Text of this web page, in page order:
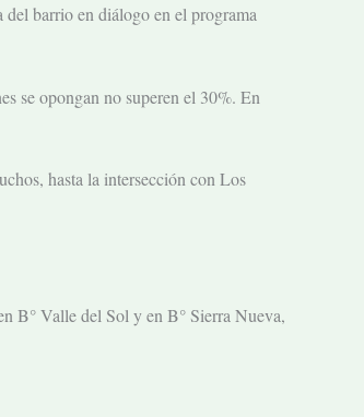
barrio en diálogo en el programa
se opongan no superen el 30%. En
hasta la intersección con Los
B° Valle del Sol y en B° Sierra Nueva,